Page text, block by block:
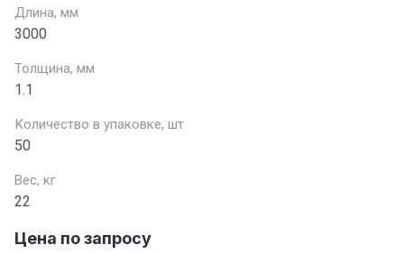
Длина, мм
3000
Толщина, мм
1.1
Количество в упаковке, шт
50
Вес, кг
22
Цена по запросу